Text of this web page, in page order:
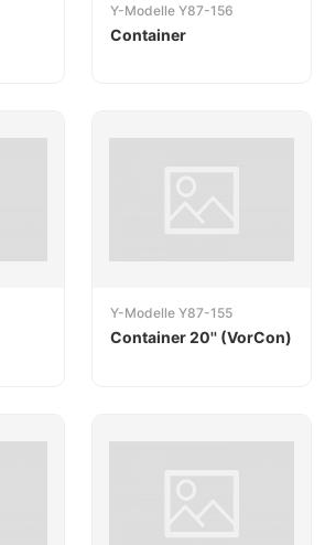
Y-Modelle Y87-156
Container
Y-Modelle Y87-155
Container 20'' (VorCon)